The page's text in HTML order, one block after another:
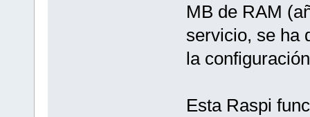
MB de RAM
servicio, se ha
la
Esta Raspi